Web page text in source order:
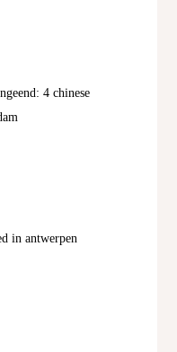
4 chinese
in antwerpen